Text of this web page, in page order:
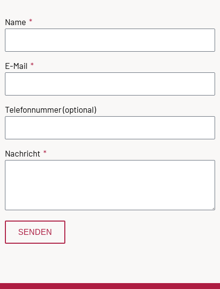
Name
E-Mail
Telefonnummer (optional)
Nachricht
SENDEN